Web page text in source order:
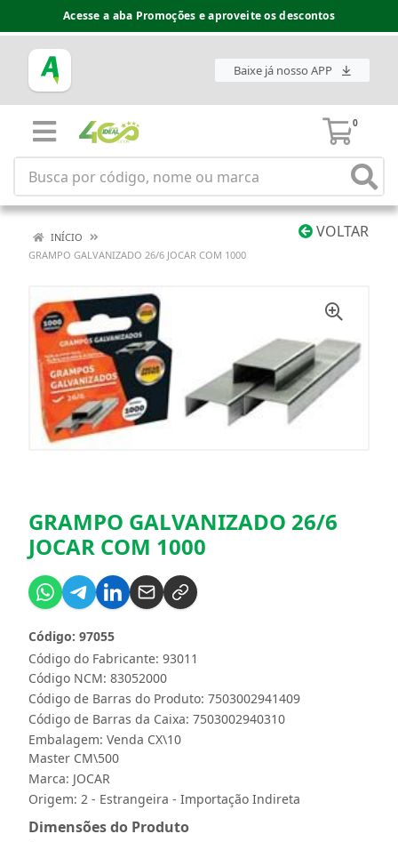
Acesse a aba Promoções e aproveite os descontos
Baixe já nosso APP
0
VOLTAR
INÍCIO
GRAMPO GALVANIZADO 26/6 JOCAR COM 1000
GRAMPO GALVANIZADO 26/6
JOCAR COM 1000
Código do Fabricante: 93011
Código: 97055
Código NCM: 83052000
Código de Barras do Produto: 7503002941409
Código de Barras da Caixa: 7503002940310
Embalagem: Venda CX\10
Master CM\500
Marca: JOCAR
Origem: 2 - Estrangeira - Importação Indireta
Dimensões do Produto